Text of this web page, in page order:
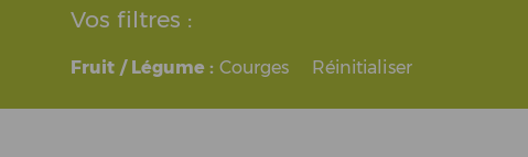
Vos filtres :
Fruit / Légume : Courges Réinitialiser